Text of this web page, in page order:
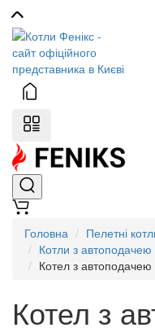
Головна
Пелетні
Котли з
Котел з
Котел з